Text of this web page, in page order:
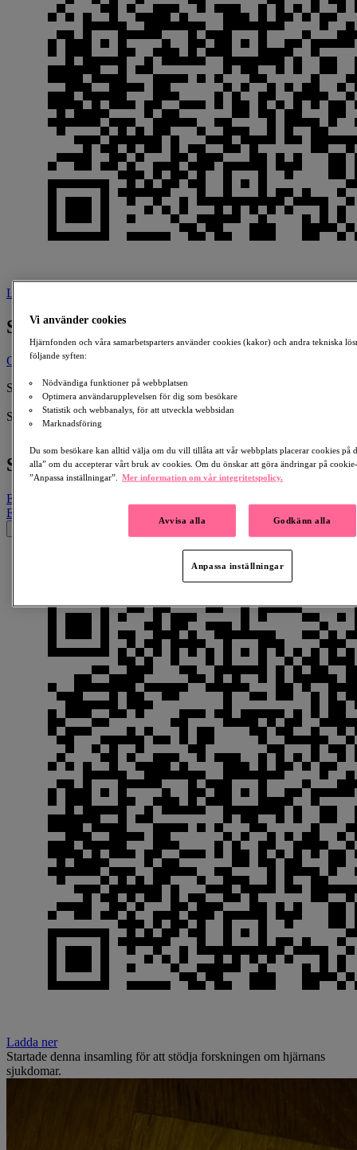
Ladda ner
Sofia Broman
Ge en gåva
Skapad av:
Sofia Broman
Samlar in till:
Hjärnan
Sofia Broman
Email
Email
Ladda ner
Startade denna insamling för att stödja forskningen om hjärnans
sjukdomar.
Vi använder cookies
Hjärnfonden och våra samarbetsparters använder cookies (kakor) och andra tekniska
följande syften:
Nödvändiga funktioner på webbplatsen
Optimera användarupplevelsen för dig som besökare
Statistik och webbanalys, för att utveckla webbsidan
Marknadsföring
Du som besökare kan alltid välja om du vill tillåta att vår webbplats placerar cookies på
alla” om du accepterar vårt bruk av cookies. Om du önskar att göra ändringar på
”Anpassa inställningar”.
Mer information om vår integritetspolicy.
Avvisa alla Godkänn alla
Anpassa inställningar